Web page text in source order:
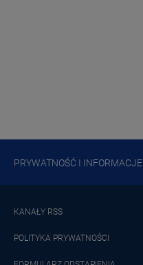
PRYWATNOŚĆ I INFORMACJE
KANAŁY RSS
POLITYKA PRYWATNOŚCI